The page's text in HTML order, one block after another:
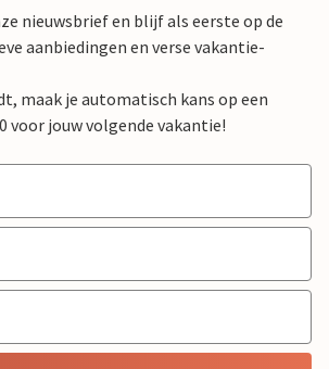
nieuwsbrief en blijf als eerste op de
aanbiedingen en verse vakantie-
maak je automatisch kans op een
voor jouw volgende vakantie!